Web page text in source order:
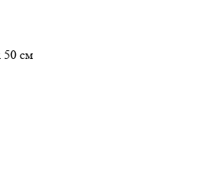
50 см